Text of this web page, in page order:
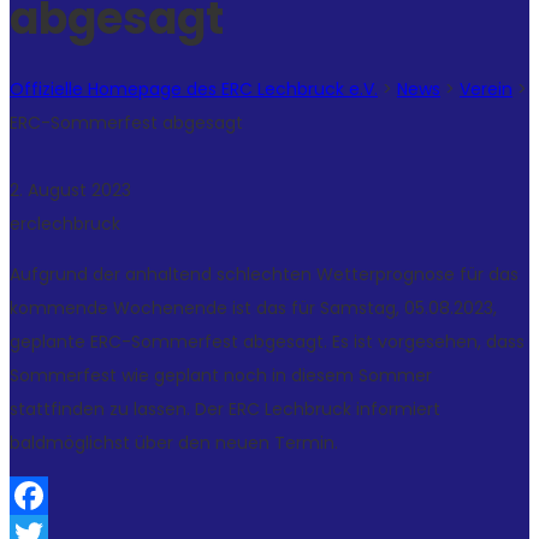
abgesagt
Offizielle Homepage des ERC Lechbruck e.V. > News > Verein >
ERC-Sommerfest abgesagt
2. August 2023
erclechbruck
Aufgrund der anhaltend schlechten Wetterprognose für das
kommende Wochenende ist das für Samstag, 05.08.2023,
geplante ERC-Sommerfest abgesagt. Es ist vorgesehen, dass
Sommerfest wie geplant noch in diesem Sommer
stattfinden zu lassen. Der ERC Lechbruck informiert
baldmöglichst über den neuen Termin.